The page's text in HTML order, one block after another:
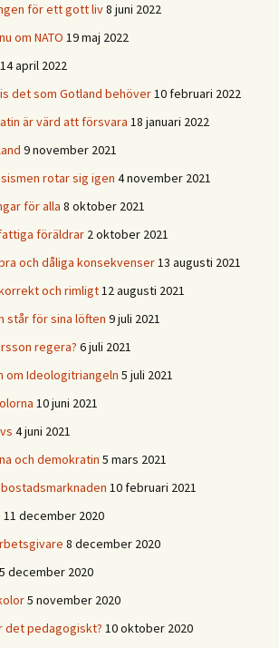
för ett gott liv8 juni 2022
om NATO 19 maj 2022
14 april 2022
det som Gotland behöver10 februari 2022
är värd att försvara 18 januari 2022
9 november 2021
rotar sig igen 4 november 2021
för alla 8 oktober 2021
föräldrar 2 oktober 2021
och dåliga konsekvenser13 augusti 2021
och rimligt12 augusti 2021
står för sina löften 9 juli 2021
regera? 6 juli 2021
om Ideologitriangeln 5 juli 2021
10 juni 2021
4 juni 2021
och demokratin 5 mars 2021
10 februari 2021
11 december 2020
8 december 2020
5 december 2020
5 november 2020
det pedagogiskt? 10 oktober 2020